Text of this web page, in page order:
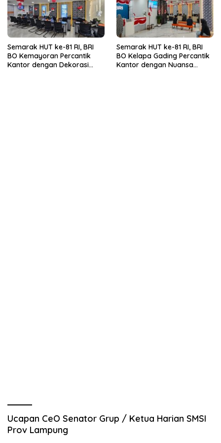
Semarak HUT ke-81 RI, BRI
BO Kemayoran Percantik
Kantor dengan Dekorasi
Semarak HUT ke-81 RI, BRI
BO Kelapa Gading Percantik
Kantor dengan Nuansa
Ucapan CeO Senator Grup / Ketua Harian SMSI
Prov Lampung